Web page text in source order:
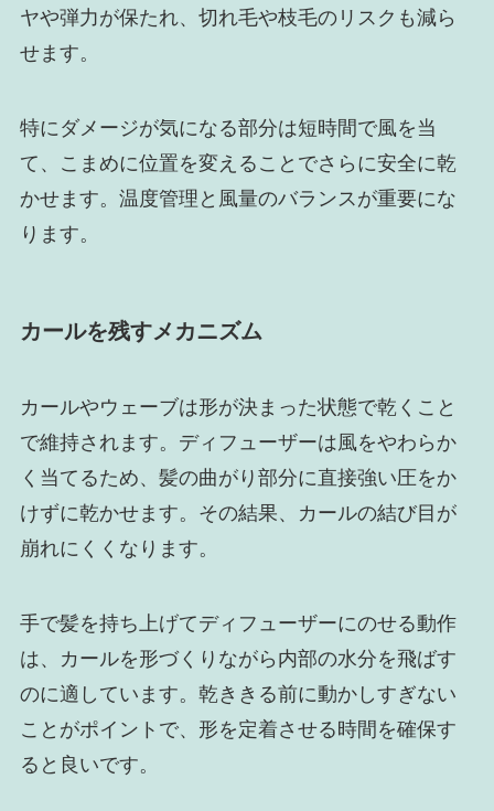
ヤや弾力が保たれ、切れ毛や枝毛のリスクも減ら
せます。
特にダメージが気になる部分は短時間で風を当
て、こまめに位置を変えることでさらに安全に乾
かせます。温度管理と風量のバランスが重要にな
ります。
カールを残すメカニズム
カールやウェーブは形が決まった状態で乾くこと
で維持されます。ディフューザーは風をやわらか
く当てるため、髪の曲がり部分に直接強い圧をか
けずに乾かせます。その結果、カールの結び目が
崩れにくくなります。
手で髪を持ち上げてディフューザーにのせる動作
は、カールを形づくりながら内部の水分を飛ばす
のに適しています。乾ききる前に動かしすぎない
ことがポイントで、形を定着させる時間を確保す
ると良いです。